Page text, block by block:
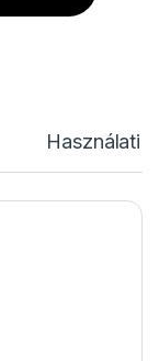
Használati